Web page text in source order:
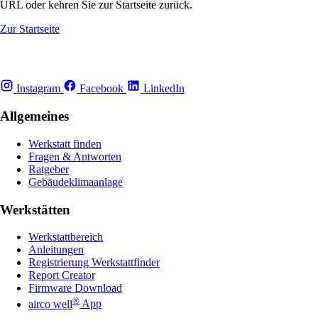
URL oder kehren Sie zur Startseite zurück.
Zur Startseite
Instagram Facebook LinkedIn
Allgemeines
Werkstatt finden
Fragen & Antworten
Ratgeber
Gebäudeklimaanlage
Werkstätten
Werkstattbereich
Anleitungen
Registrierung Werkstattfinder
Report Creator
Firmware Download
airco well® App